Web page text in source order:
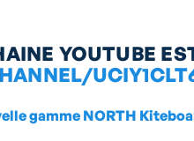
YOUTUBE
gamme NORTH